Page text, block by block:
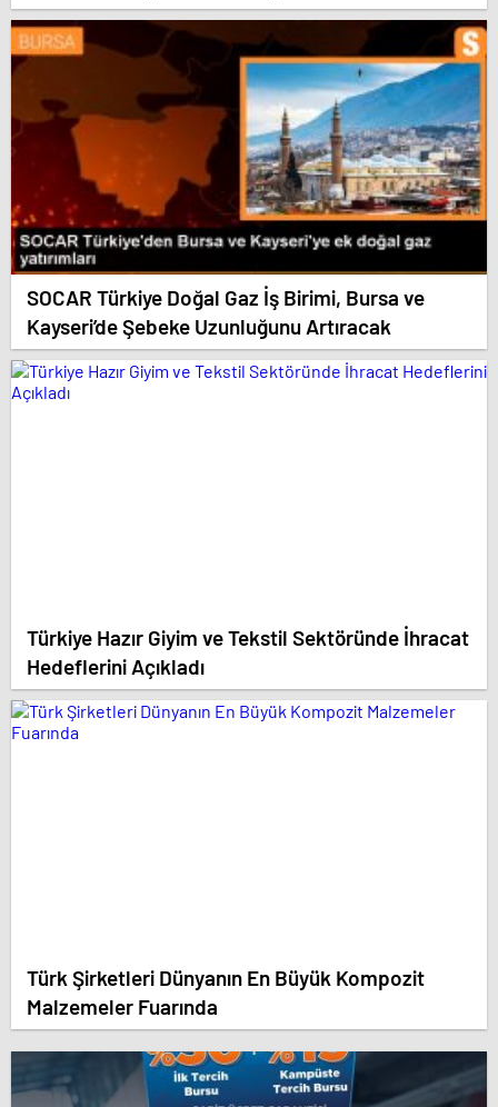
SOCAR Türkiye Doğal Gaz İş Birimi, Bursa ve
Kayseri’de Şebeke Uzunluğunu Artıracak
Türkiye Hazır Giyim ve Tekstil Sektöründe İhracat
Hedeflerini Açıkladı
Türk Şirketleri Dünyanın En Büyük Kompozit
Malzemeler Fuarında